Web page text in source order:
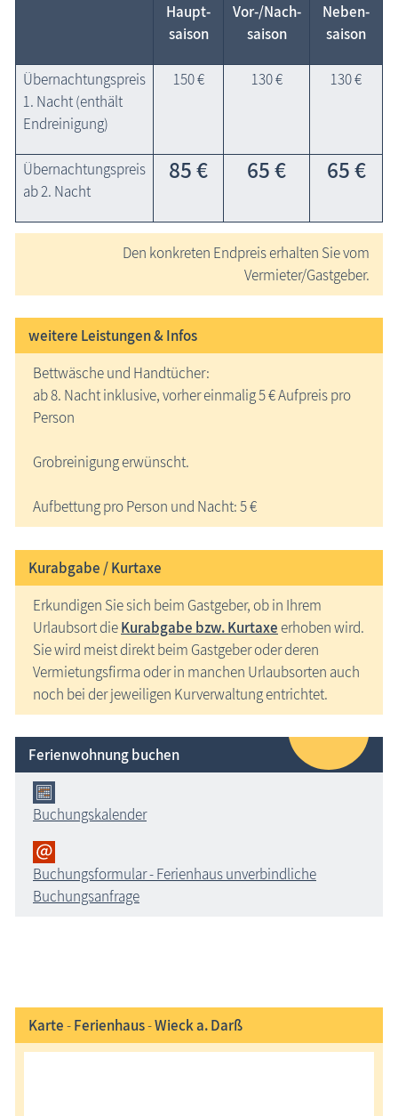
Haupt­
saison
Vor-/Nach­
saison
Neben­
saison
Übernachtungspreis
1. Nacht (enthält
Endreinigung)
150 € 130 € 130 €
Übernachtungspreis
ab 2. Nacht
85 € 65 € 65 €
Den konkreten Endpreis erhalten Sie vom
Vermieter/Gastgeber.
weitere Leistungen & Infos
Bettwäsche und Handtücher:
ab 8. Nacht inklusive, vorher einmalig 5 € Aufpreis pro
Person
Grobreinigung erwünscht.
Aufbettung pro Person und Nacht: 5 €
Kurabgabe / Kurtaxe
Erkundigen Sie sich beim Gastgeber, ob in Ihrem
Urlaubsort dieKurabgabe bzw. Kurtaxeerhoben wird.
Sie wird meist direkt beim Gastgeber oder deren
Vermietungsfirma oder in manchen Urlaubsorten auch
noch bei der jeweiligen Kurverwaltung entrichtet.
Ferienwohnung buchen
Buchungskalender
Buchungsformular - Ferienhaus unverbindliche
Buchungsanfrage
Karte-Ferienhaus-Wieck a. Darß